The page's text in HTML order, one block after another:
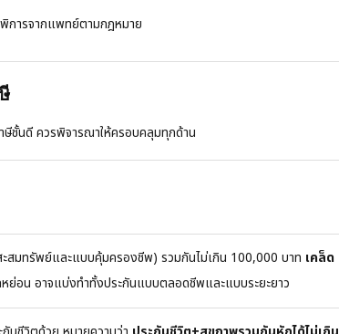
การจากแพทย์ตามกฎหมาย
ชั้นดี ควรพิจารณาให้ครอบคลุมทุกด้าน
สมทรัพย์และแบบคุ้มครองชีพ) รวมกันไม่เกิน 100,000 บาท เคล็ด
ย่อน อาจแบ่งทำทั้งประกันแบบตลอดชีพและแบบระยะยาว